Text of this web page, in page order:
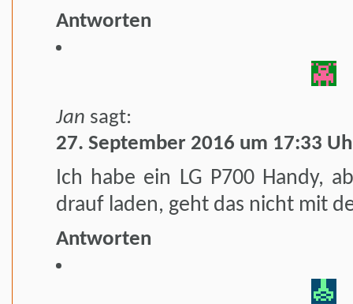
Antworten
Jan sagt:
27. September 2016 um 17:33
Ich habe ein LG P700 Handy,
drauf laden, geht das nicht mit
Antworten